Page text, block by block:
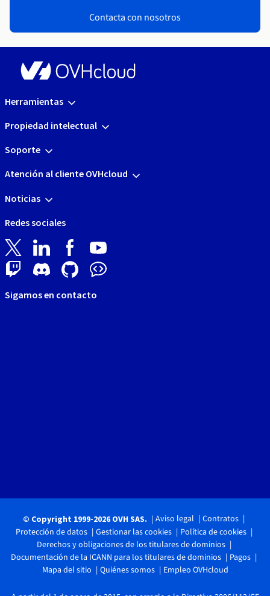
Contacta con nosotros
Herramientas
Propiedad intelectual
Soporte
Atención al cliente OVHcloud
Noticias
Redes sociales
Sigamos en contacto
© Copyright 1999-2026 OVH SAS. Aviso legal
Contratos
Protección de datos
Gestionar las cookies
Política de cookies
Derechos y obligaciones de los titulares de dominios
Documentación de la ICANN para los titulares de dominios
Pagos
Mapa del sitio
Quiénes somos Empleo OVHcloud